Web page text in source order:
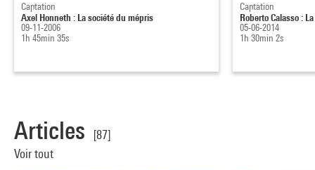
Captation
Axel Honneth : La société du mépris
09-11-2006
1h 45min 35s
Captation
Roberto Calasso :
05-06-2014
1h 30min 2s
Articles
[87]
Voir tout